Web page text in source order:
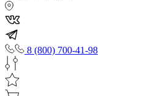
8 (800) 700-41-98